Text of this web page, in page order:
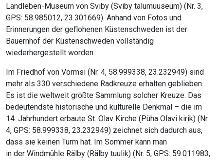
Landleben-Museum von Sviby (Sviby talumuuseum) (Nr. 3,
GPS: 58.985012, 23.301669). Anhand von Fotos und
Erinnerungen der geflohenen Küstenschweden ist der
Bauernhof der Küstenschweden vollständig
wiederhergestellt worden.
Im Friedhof von Vormsi (Nr. 4, 58.999338, 23.232949) sind
mehr als 330 verschiedene Radkreuze erhalten geblieben.
Es ist die weltweit größte Sammlung solcher Kreuze. Das
bedeutendste historische und kulturelle Denkmal – die im
14. Jahrhundert erbaute St. Olav Kirche (Püha Olavi kirik) (Nr.
4, GPS: 58.999338, 23.232949) zeichnet sich dadurch aus,
dass sie keinen Turm hat. Im Sommer kann man
in der Windmühle Rälby (Rälby tuulik) (Nr. 5, GPS: 59.011983,